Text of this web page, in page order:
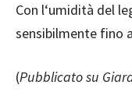
Con l‘umidità del
sensibilmente fino
(Pubblicato su